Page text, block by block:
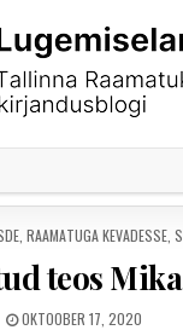
RAAMATUGA KEVADESSE
teos
PUBLISHED DATE:
OKTOOBER 17, 2020